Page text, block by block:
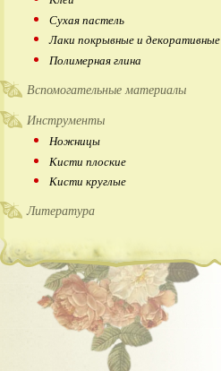
Сухая пастель
Лаки покрывные и декоративные
Полимерная глина
Вспомогательные материалы
Инструменты
Ножницы
Кисти плоские
Кисти круглые
Литература